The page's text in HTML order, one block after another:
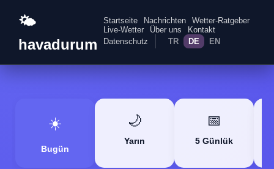
🌤️
havadurum
Startseite Nachrichten
Wetter-Ratgeber
Live-Wetter
Über uns
Kontakt
Datenschutz
TR DE EN
☀️
Bugün
🌙
Yarın
📅
5 Günlük